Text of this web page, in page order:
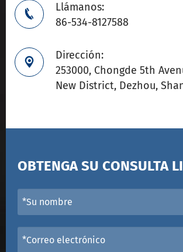

Llámanos:
86-534-8127588

Dirección:
253000, Chongde 5th
New District, Dezhou,
OBTENGA SU CONSULTA